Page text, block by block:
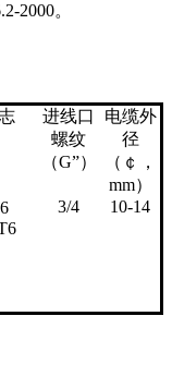
2000。
进线口
螺纹
（G”）
电缆外
径
（￠，
mm）
3/4 10-14